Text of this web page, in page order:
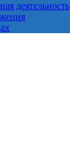
деятельность